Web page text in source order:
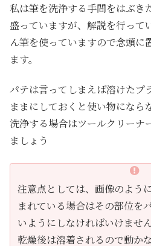
私は筆を洗浄する手間をはぶき
盛っていますが、解説を行って
ん筆を使っていますので念頭に
ます。
パテは言ってしまえば溶けたプ
ままにしておくと使い物になら
洗浄する場合はツールクリーナ
ましょう
注意点としては、画像のよう
まれている場合はその部位を
いようにしなければいけません
乾燥後は溶着されるので動か